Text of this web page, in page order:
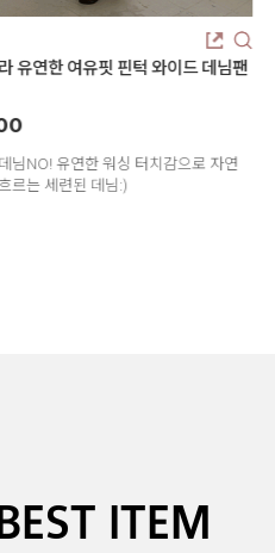
티지 워싱 버뮤다 데님팬츠
|
/ 숏,기본]
싱이 정말 멋스러운 2기장 버뮤다 데
ITEM